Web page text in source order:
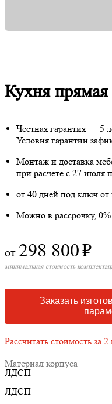
Кухня
Честная гарантия — 5
Условия гарантии
Монтаж и доставка
при расчете с 27 июля
от 40 дней под ключ
Можно в рассрочку,
от 298 800₽
минимальная стоимость
Заказать
Рассчитать стоимость за
Материал корпуса
ЛДСП
ЛДСП